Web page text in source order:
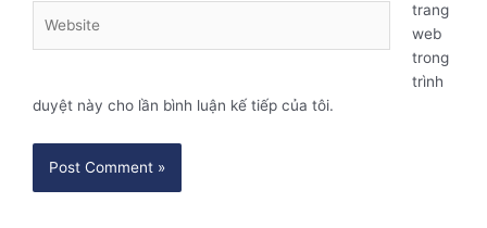
trang
web
trong
trình
duyệt này cho lần bình luận kế tiếp của tôi.